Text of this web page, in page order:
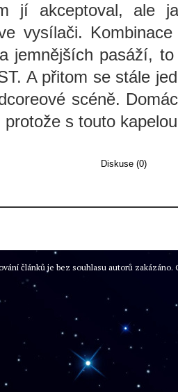
jí akceptoval, ale
vysílači.
jemnějších pasáží,
A přitom se stále
scéně.
protože s touto
Diskuse (0)
článků je bez souhlasu autorů